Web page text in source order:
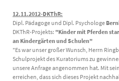
12.11.2012-DKThR:
Dipl. Pädagoge und Dipl. Psychologe
DKThR-Projekts: "Kinder mit Pferden
an Kindergärten und Schulen"
"Es war unser großer Wunsch, Herrn
Schulprojekt des Kuratoriums zu
unsere Anfrage angenommen hat. Mit
erreichen, dass sich dieses Projekt